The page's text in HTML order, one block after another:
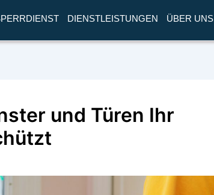
DIENSTLEISTUNGEN ÜBER UNS
und Türen Ihr